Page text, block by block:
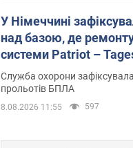
У Німеччині
над базою, де
системи Patriot –
Служба охорони
прольотів БПЛА
8.08.2026 11:55 597